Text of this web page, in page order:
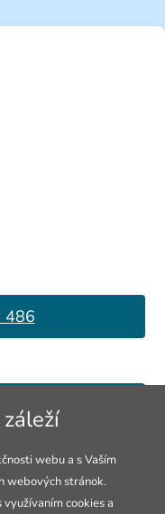
486
webu a s Vaším
webových stránok.
cookies a